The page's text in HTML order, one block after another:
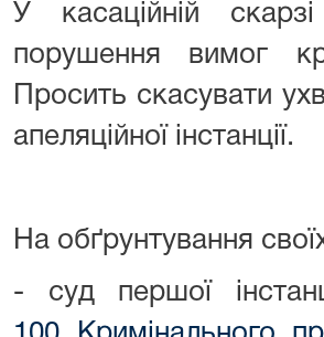
У касаційній
порушення вимог
Просить скасувати
апеляційної інстанції.
На обґрунтування
- суд першої